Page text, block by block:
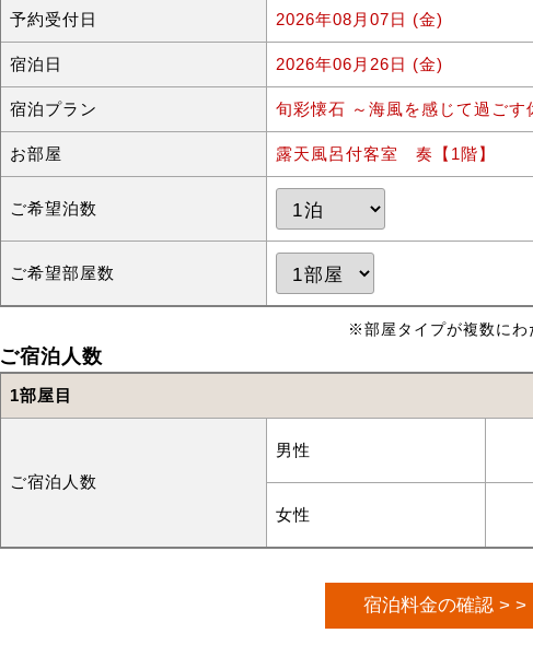
予約受付日 2026年08月07日 (金)
宿泊日 2026年06月26日 (金)
宿泊プラン 旬彩懐石 ～海風を感じて過ごす
お部屋 露天風呂付客室 奏【1階】
ご希望泊数
ご希望部屋数
※部屋タイプが複数にわ
ご宿泊人数
1部屋目
ご宿泊人数
男性
女性
宿泊料金の確認 > >